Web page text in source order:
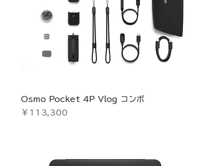
Osmo Pocket 4P Vlog コンボ
価格
￥113,300